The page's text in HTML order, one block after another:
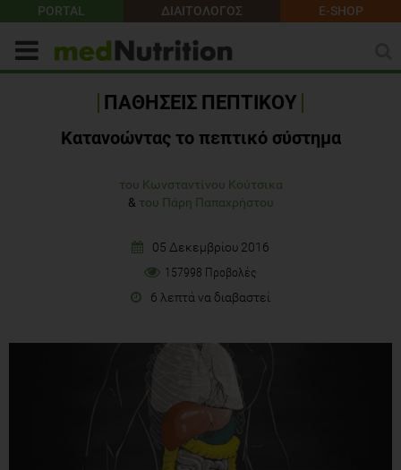
PORTAL ΔΙΑΙΤΟΛΟΓΟΣ E-SHOP
ΠΑΘΗΣΕΙΣ ΠΕΠΤΙΚΟΥ
Κατανοώντας το πεπτικό σύστημα
του Κωνσταντίνου Κούτσικα
& του Πάρη Παπαχρήστου
05 Δεκεμβρίου 2016
157998 Προβολές
6 λεπτά να διαβαστεί